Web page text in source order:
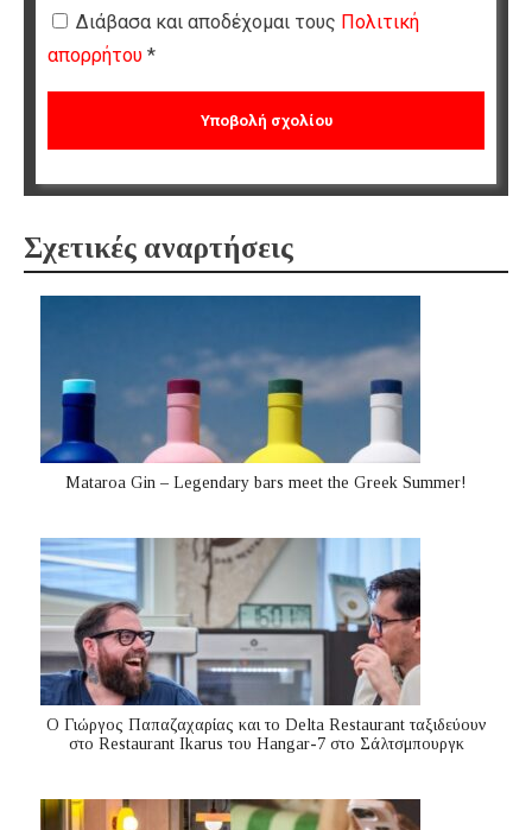
Διάβασα και αποδέχομαι τους Πολιτική
απορρήτου *
Σχετικές αναρτήσεις
Mataroa Gin – Legendary bars meet the Greek Summer!
Ο Γιώργος Παπαζαχαρίας και το Delta Restaurant ταξιδεύουν
στο Restaurant Ikarus του Hangar-7 στο Σάλτσμπουργκ